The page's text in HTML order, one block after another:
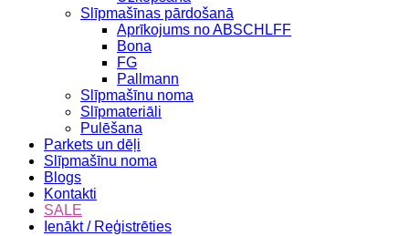
Slīpmašīnas pārdošanā
Aprīkojums no ABSCHLFF
Bona
FG
Pallmann
Slīpmašīnu noma
Slīpmateriāli
Pulēšana
Parkets un dēļi
Slīpmašīnu noma
Blogs
Kontakti
SALE
Ienākt / Reģistrēties